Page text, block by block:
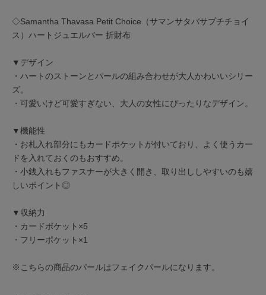
◇Samantha Thavasa Petit Choice（サマンサタバサプチチョイ
ス）ハートジュエルバー 折財布
▼デザイン
・ハートのストーンとパールの組み合わせが大人かわいいシリー
ズ。
・可愛いけど可愛すぎない、大人の女性にぴったりなデザイン。
▼機能性
・お札入れ部分にもカードポケットが付いており、よく使うカー
ドを入れておくのもおすすめ。
・小銭入れもファスナーが大きく開き、取り出ししやすいのも嬉
しいポイント◎
▼収納力
・カードポケット×5
・フリーポケット×1
※こちらの商品のパールはフェイクパールになります。